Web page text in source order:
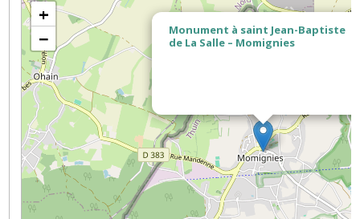
Monument à saint Jean-Baptiste
de La Salle – Momignies
+
−